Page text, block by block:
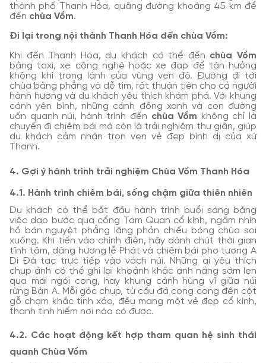
thành phố Thanh Hóa, quãng đường khoảng 45 km để
đến chùa Vồm.
Đi lại trong nội thành Thanh Hóa đến chùa Vồm:
Khi đến Thanh Hóa, du khách có thể đến chùa Vồm
bằng taxi, xe công nghệ hoặc xe đạp để tận hưởng
không khí trong lành của vùng ven đô. Đường đi tới
chùa bằng phẳng và dễ tìm, rất thuận tiện cho cả người
hành hương và du khách yêu thích khám phá. Với khung
cảnh yên bình, những cánh đồng xanh và con đường
uốn quanh núi, hành trình đến chùa Vồm không chỉ là
chuyến đi chiêm bái mà còn là trải nghiệm thư giãn, giúp
du khách cảm nhận trọn vẹn vẻ đẹp bình dị của xứ
Thanh.
4. Gợi ý hành trình trải nghiệm Chùa Vồm Thanh Hóa
4.1. Hành trình chiêm bái, sống chậm giữa thiên nhiên
Du khách có thể bắt đầu hành trình buổi sáng bằng
việc dạo bước qua cổng Tam Quan cổ kính, ngắm nhìn
hồ bán nguyệt phẳng lặng phản chiếu bóng chùa soi
xuống. Khi tiến vào chính điện, hãy dành chút thời gian
tĩnh tâm, dâng hương lễ Phật và chiêm bái pho tượng A
Di Đà tạc trực tiếp vào vách núi. Những ai yêu thích
chụp ảnh có thể ghi lại khoảnh khắc ánh nắng sớm len
qua mái ngói cong, hay khung cảnh hùng vĩ giữa núi
rừng Bàn A. Mỗi góc chụp, từ cầu đá cong cong đến cột
gỗ chạm khắc tinh xảo, đều mang một vẻ đẹp cổ kính,
thanh tịnh hiếm nơi nào có được.
4.2. Các hoạt động kết hợp tham quan hệ sinh thái
quanh Chùa Vồm